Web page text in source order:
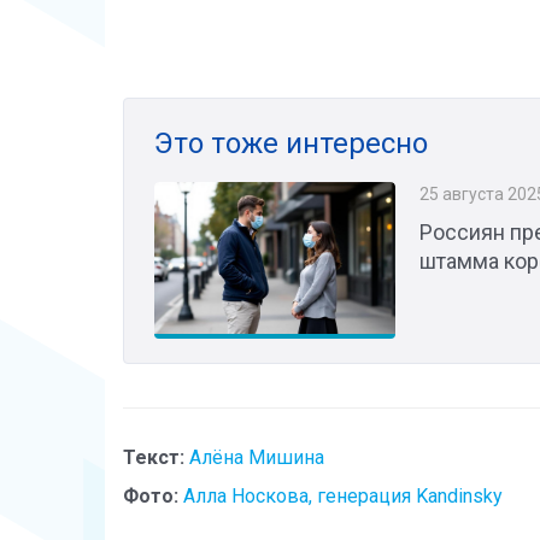
Это тоже интересно
25 августа
Россиян
штамма
Текст: Алёна Мишина
Фото: Алла Носкова, генерация Kandinsky